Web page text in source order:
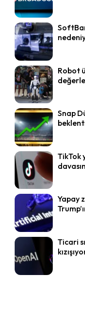
Robot
Snap
TikTok
Yapay
Ticari